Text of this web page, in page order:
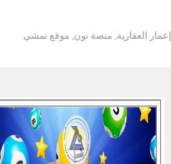
إعمار العقارية, منصة نون, موقع نمشي